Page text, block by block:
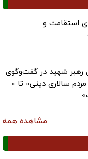
استقامت و
رهبر شهید در گفت‌وگوی
مردم سالاری دینی» تا «
مشاهده همه